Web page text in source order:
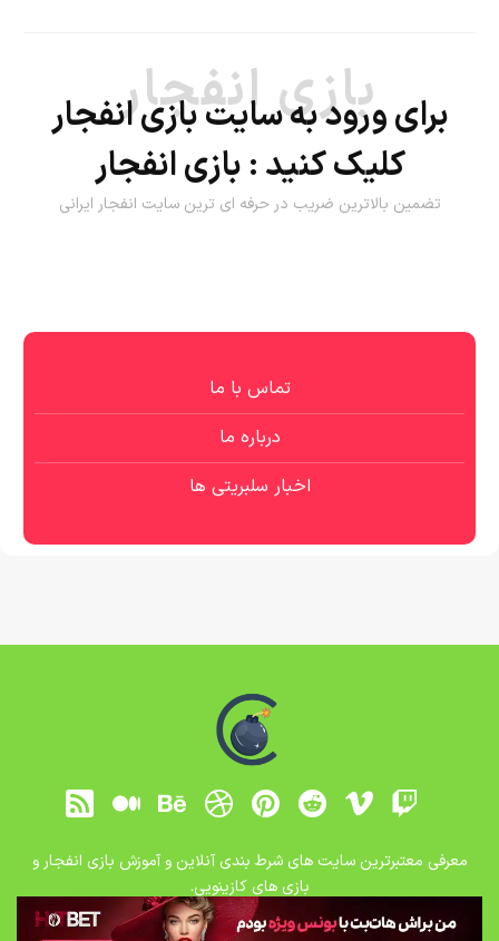
بازی انفجار
برای ورود به سایت بازی انفجار
کلیک کنید : بازی انفجار
تضمین بالاترین ضریب در حرفه ای ترین سایت انفجار ایرانی
تماس با ما
درباره ما
اخبار سلبریتی ها
معرفی معتبرترین سایت های شرط بندی آنلاین و آموزش بازی انفجار و
بازی های کازینویی.